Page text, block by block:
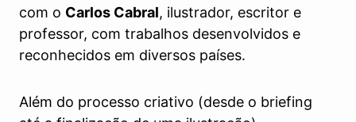
com o Carlos Cabral, ilustrador, escritor e
professor, com trabalhos desenvolvidos e
reconhecidos em diversos países.
Além do processo criativo (desde o briefing